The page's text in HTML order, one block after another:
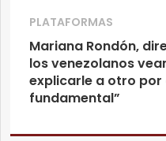
PLATAFORMAS
Mariana Rondón,
los venezolanos
explicarle a otro por
fundamental”